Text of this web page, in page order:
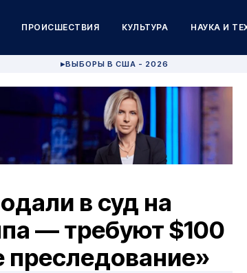
ПРОИСШЕСТВИЯ КУЛЬТУРА НАУКА И
▶ВЫБОРЫ В США - 2026
в суд на
— требуют $100
преследование»